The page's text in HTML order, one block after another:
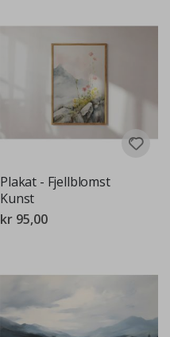
Plakat - Fjellblomst
Kunst
kr 95,00